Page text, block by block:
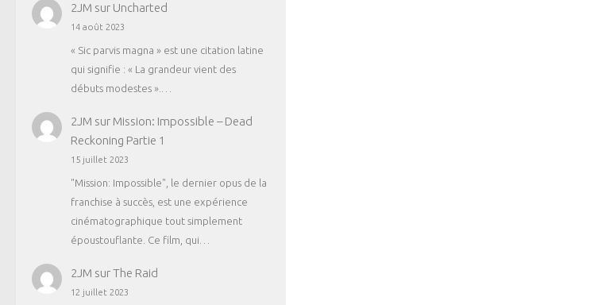
2JM sur Uncharted
14 août 2023
« Sic parvis magna » est une citation latine
qui signifie : « La grandeur vient des
débuts modestes ».…
2JM sur Mission: Impossible – Dead
Reckoning Partie 1
15 juillet 2023
"Mission: Impossible", le dernier opus de la
franchise à succès, est une expérience
cinématographique tout simplement
époustouflante. Ce film, qui…
2JM surThe Raid
12 juillet 2023